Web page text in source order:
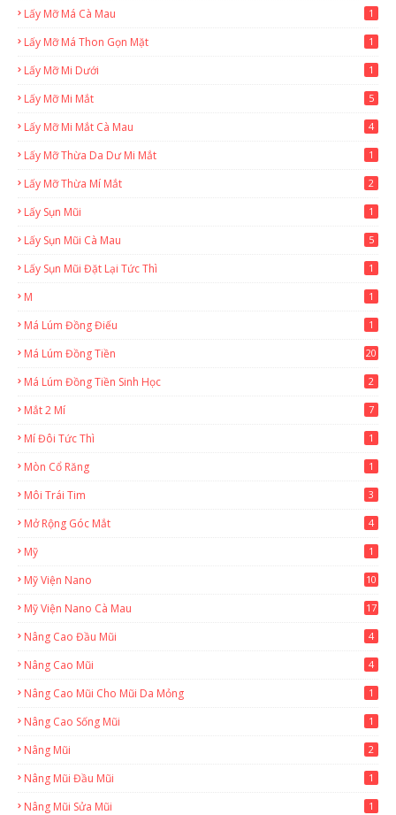
Lấy Mỡ Má Cà Mau 1
Lấy Mỡ Má Thon Gọn Mặt 1
Lấy Mỡ Mi Dưới 1
Lấy Mỡ Mi Mắt 5
Lấy Mỡ Mi Mắt Cà Mau 4
Lấy Mỡ Thừa Da Dư Mi Mắt 1
Lấy Mỡ Thừa Mí Mắt 2
Lấy Sụn Mũi 1
Lấy Sụn Mũi Cà Mau 5
Lấy Sụn Mũi Đặt Lại Tức Thì 1
M 1
Má Lúm Đồng Điếu 1
Má Lúm Đồng Tiền 20
Má Lúm Đồng Tiền Sinh Học 2
Mắt 2 Mí 7
Mí Đôi Tức Thì 1
Mòn Cổ Răng 1
Môi Trái Tim 3
Mở Rộng Góc Mắt 4
Mỹ 1
Mỹ Viện Nano 10
Mỹ Viện Nano Cà Mau
17
Nâng Cao Đầu Mũi 4
Nâng Cao Mũi 4
Nâng Cao Mũi Cho Mũi Da Mỏng 1
Nâng Cao Sống Mũi 1
Nâng Mũi 2
Nâng Mũi Đầu Mũi 1
Nâng Mũi Sửa Mũi 1